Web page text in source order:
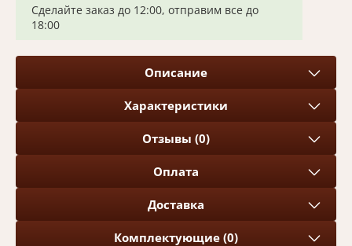
Сделайте заказ до 12:00, отправим все до
18:00
Описание
Характеристики
Отзывы (0)
Оплата
Доставка
Комплектующие (0)